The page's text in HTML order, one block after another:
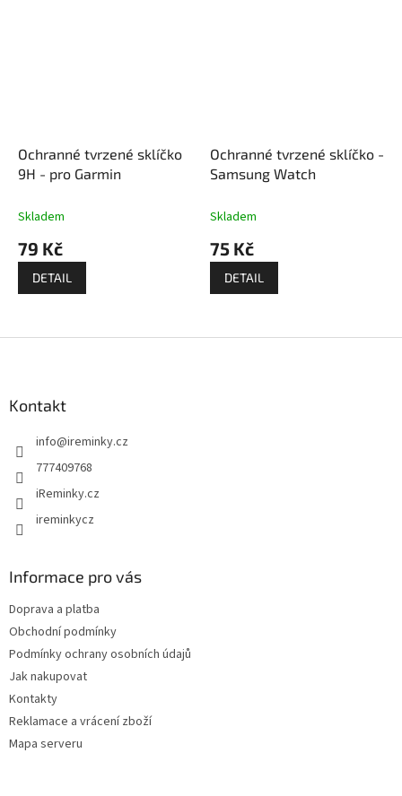
Ochranné tvrzené sklíčko
9H - pro Garmin
Skladem
79 Kč
DETAIL
Ochranné tvrzené sklíčko -
Samsung Watch
Skladem
75 Kč
DETAIL
Kontakt
info@ireminky.cz
777409768
iReminky.cz
ireminkycz
Informace pro vás
Doprava a platba
Obchodní podmínky
Podmínky ochrany osobních údajů
Jak nakupovat
Kontakty
Reklamace a vrácení zboží
Mapa serveru